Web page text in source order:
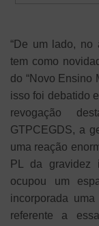
“De um lado, no
tem como
do “Novo Ensino
isso foi debatido
revogação
GTPCEGDS, a
uma reação
PL da gravidez
ocupou um
incorporada
referente a